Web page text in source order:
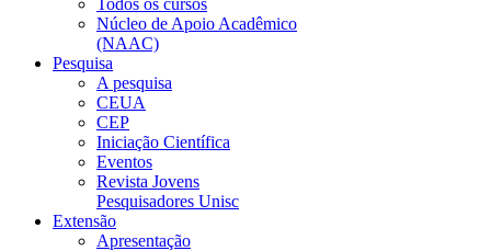
Todos os cursos
Núcleo de Apoio Acadêmico
(NAAC)
Pesquisa
A pesquisa
CEUA
CEP
Iniciação Científica
Eventos
Revista Jovens
Pesquisadores Unisc
Extensão
Apresentação